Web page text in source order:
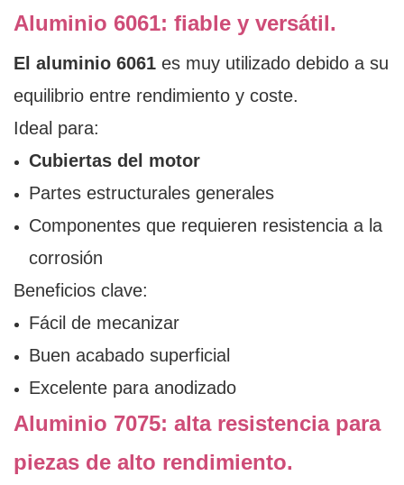
Aluminio 6061: fiable y versátil.
El aluminio 6061 es muy utilizado debido a su
equilibrio entre rendimiento y coste.
Ideal para:
Cubiertas del motor
Partes estructurales generales
Componentes que requieren resistencia a la
corrosión
Beneficios clave:
Fácil de mecanizar
Buen acabado superficial
Excelente para anodizado
Aluminio 7075: alta resistencia para
piezas de alto rendimiento.